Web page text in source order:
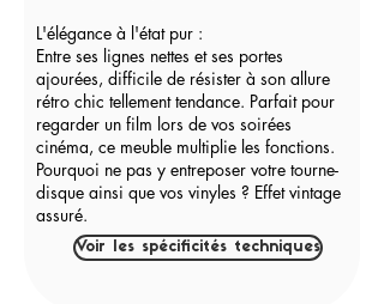
L'élégance à l'état pur :
Entre ses lignes nettes et ses portes
ajourées, difficile de résister à son allure
rétro chic tellement tendance. Parfait pour
regarder un film lors de vos soirées
cinéma, ce meuble multiplie les fonctions.
Pourquoi ne pas y entreposer votre tourne-
disque ainsi que vos vinyles ? Effet vintage
assuré.
Voir les spécificités techniques